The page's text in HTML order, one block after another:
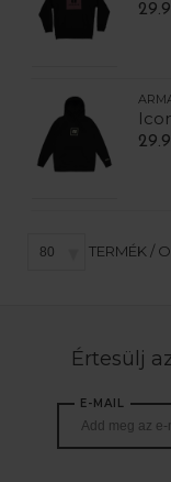
TERMÉK /
Értesülj
E-MAIL